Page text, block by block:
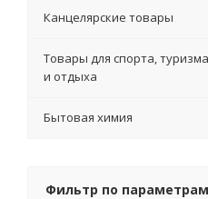
Канцелярские товары
Товары для спорта, туризма
и отдыха
Бытовая химия
Фильтр по параметрам